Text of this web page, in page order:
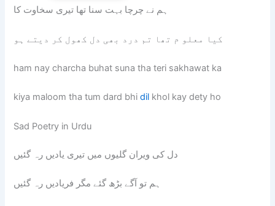
ہم نے چرچا بہت سنا تھا تیری سخاوت کا
کیا معلو م تھا تم درد بھی دل کھول کر دیتے ہو
ham nay charcha buhat suna tha teri sakhawat ka
kiya maloom tha tum dard bhidil khol kay dety ho
Sad Poetry in Urdu
دل کی ویران گلیوں میں تیری یادیں رہ گئیں
ہم تو آگے بڑھ گئے مگر فریادیں رہ گئیں